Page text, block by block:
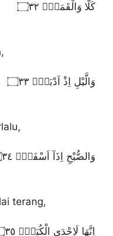
كَلَّا وَالْقَمَرِۙ ۝٣٢
وَالَّيْلِ اِذْ اَدْبَرَۙ ۝٣٣
وَالصُّبْحِ اِذَآ اَسْفَرَۙ ۝٣٤
terang,
اِنَّهَا لَاِحْدَى الْكُبَرِۙ ۝٣٥